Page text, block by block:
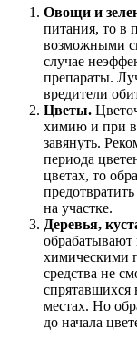
Овощи и
питания, то в
возможными
случае
препараты.
вредители
Цветы.
химию и при
завянуть.
периода
цветах, то
на участке.
Деревья,
химическими
средства не
спрятавшихся
местах. Но
до начала